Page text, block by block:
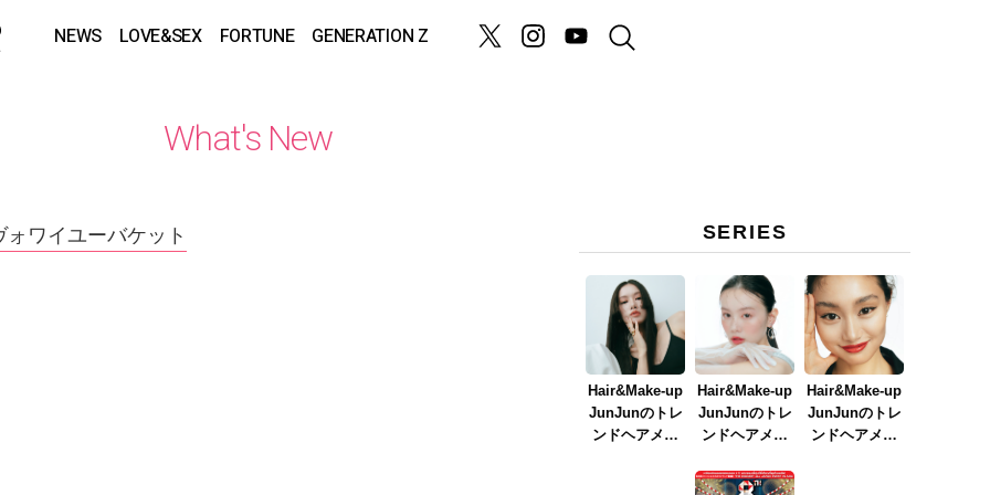
NEWS LOVE&SEX FORTUNE GENERATION Z
What's New
ォワイユーバケット SERIES
Hair&Make-up
JunJunのトレ
ンドヘアメイ
Hair&Make-up
JunJunのトレ
ンドヘアメイ
イク
Hair&Make-up
JunJunのトレ
ンドヘアメイ